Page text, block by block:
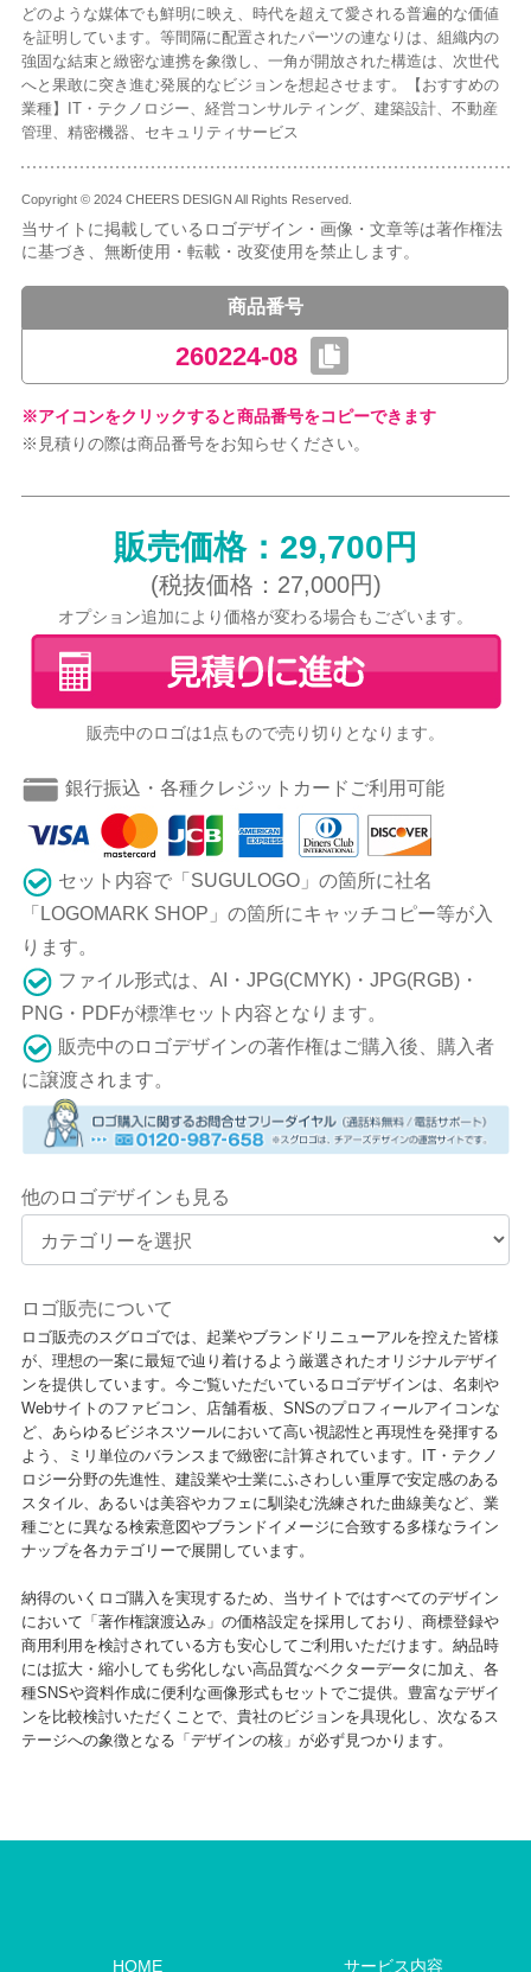
どのような媒体でも鮮明に映え、時代を超えて愛される普遍的な価値
を証明しています。等間隔に配置されたパーツの連なりは、組織内の
強固な結束と緻密な連携を象徴し、一角が開放された構造は、次世代
へと果敢に突き進む発展的なビジョンを想起させます。【おすすめの
業種】IT・テクノロジー、経営コンサルティング、建築設計、不動産
管理、精密機器、セキュリティサービス
Copyright © 2024 CHEERS DESIGN All Rights Reserved.
当サイトに掲載しているロゴデザイン・画像・文章等は著作権法
に基づき、無断使用・転載・改変使用を禁止します。
商品番号
260224-08
※アイコンをクリックすると商品番号をコピーできます
※見積りの際は商品番号をお知らせください。
販売価格：29,700円
(税抜価格：27,000円)
オプション追加により価格が変わる場合もございます。
販売中のロゴは1点もので売り切りとなります。
銀行振込・各種クレジットカードご利用可能
セット内容で「SUGULOGO」の箇所に社名
「LOGOMARK SHOP」の箇所にキャッチコピー等が入
ります。
ファイル形式は、AI・JPG(CMYK)・JPG(RGB)・
PNG・PDFが標準セット内容となります。
販売中のロゴデザインの著作権はご購入後、購入者
に譲渡されます。
他のロゴデザインも見る
ロゴ販売について
ロゴ販売のスグロゴでは、起業やブランドリニューアルを控えた皆様
が、理想の一案に最短で辿り着けるよう厳選されたオリジナルデザイ
ンを提供しています。今ご覧いただいているロゴデザインは、名刺や
Webサイトのファビコン、店舗看板、SNSのプロフィールアイコンな
ど、あらゆるビジネスツールにおいて高い視認性と再現性を発揮する
よう、ミリ単位のバランスまで緻密に計算されています。IT・テクノ
ロジー分野の先進性、建設業や士業にふさわしい重厚で安定感のある
スタイル、あるいは美容やカフェに馴染む洗練された曲線美など、業
種ごとに異なる検索意図やブランドイメージに合致する多様なライン
ナップを各カテゴリーで展開しています。
納得のいくロゴ購入を実現するため、当サイトではすべてのデザイン
において「著作権譲渡込み」の価格設定を採用しており、商標登録や
商用利用を検討されている方も安心してご利用いただけます。納品時
には拡大・縮小しても劣化しない高品質なベクターデータに加え、各
種SNSや資料作成に便利な画像形式もセットでご提供。豊富なデザイ
ンを比較検討いただくことで、貴社のビジョンを具現化し、次なるス
テージへの象徴となる「デザインの核」が必ず見つかります。
HOME サービス内容